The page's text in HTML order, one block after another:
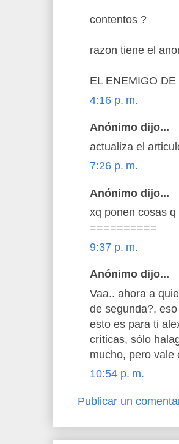
contentos ?
razon tiene el
EL ENEMIGO
4:16 p. m.
Anónimo dijo...
actualiza el
7:26 p. m.
Anónimo dijo...
xq ponen cosas
==========
9:37 p. m.
Anónimo dijo...
Vaa.. ahora a
de segunda?,
esto es para ti
críticas, sólo
mucho, pero vale
10:54 p. m.
Publicar un